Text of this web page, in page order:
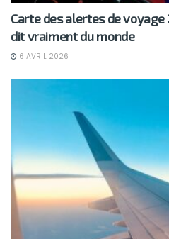
Carte des alertes de
dit vraiment du monde
6 AVRIL 2026